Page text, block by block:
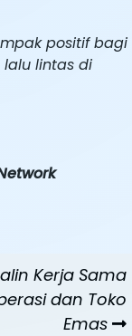
positif bagi
lintas di
Kerja Sama
dan Toko
Emas